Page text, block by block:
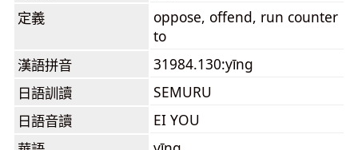
定義
oppose, offend, run counter
to
漢語拼音
31984.130:yīng
日語訓讀
SEMURU
日語音讀
EI YOU